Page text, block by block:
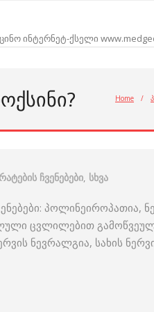
ინტერნეტ-ქსელი
Home /
ჩვენებები, სხვა
პოლინეიროპათია,
ცვლილებით
ნევრალგია, სახის